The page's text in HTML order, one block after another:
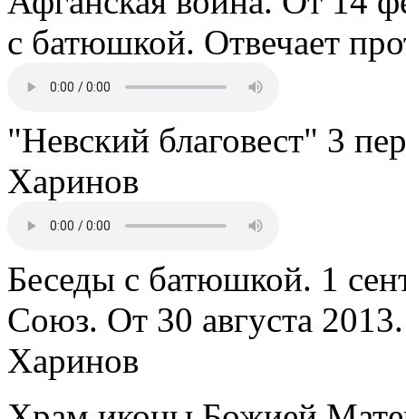
с батюшкой. Отвечает
"Невский благовест" 3
Харинов
Беседы с батюшкой. 1
Союз. От 30 августа
Харинов